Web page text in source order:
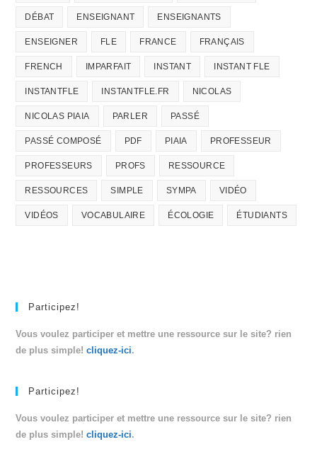
DÉBAT ENSEIGNANT ENSEIGNANTS
ENSEIGNER FLE FRANCE FRANÇAIS
FRENCH IMPARFAIT INSTANT INSTANT FLE
INSTANTFLE INSTANTFLE.FR NICOLAS
NICOLAS PIAIA PARLER PASSÉ
PASSÉ COMPOSÉ PDF PIAIA PROFESSEUR
PROFESSEURS PROFS RESSOURCE
RESSOURCES SIMPLE SYMPA VIDÉO
VIDÉOS VOCABULAIRE ÉCOLOGIE ÉTUDIANTS
Participez!
Vous voulez participer et mettre une ressource sur le site? rien
de plus simple!cliquez-ici.
Participez!
Vous voulez participer et mettre une ressource sur le site? rien
de plus simple!cliquez-ici.